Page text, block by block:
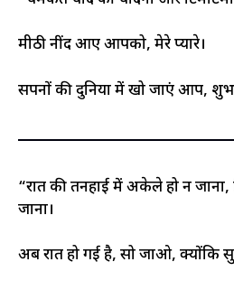
मीठी नींद आए आपको, मेरे प्यारे।
सपनों की दुनिया में खो जाएं आप, शुभ
“रात की तनहाई में अकेले हो न जाना,
जाना।
अब रात हो गई है, सो जाओ, क्योंकि